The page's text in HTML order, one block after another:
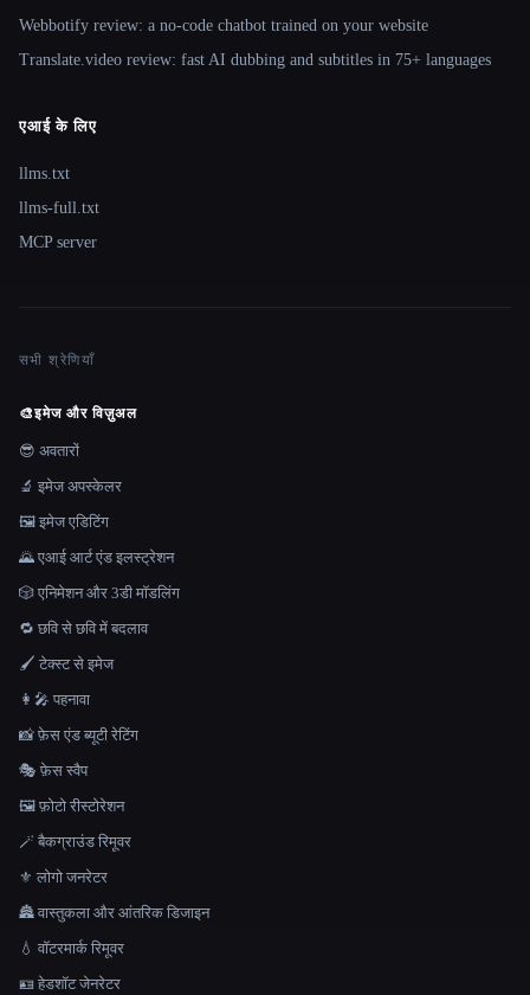
Webbotify review: a no-code chatbot trained on your website
Translate.video review: fast AI dubbing and subtitles in 75+ languages
एआई के लिए
llms.txt
llms-full.txt
MCP server
सभी श्रेणियाँ
🎨इमेज और विज़ुअल
😎 अवतारों
🔬 इमेज अपस्केलर
🖼️ इमेज एडिटिंग
🌄 एआई आर्ट एंड इलस्ट्रेशन
🎲 एनिमेशन और 3डी मॉडलिंग
🔁 छवि से छवि में बदलाव
🖌️ टेक्स्ट से इमेज
👩‍🎤 पहनावा
📸 फ़ेस एंड ब्यूटी रेटिंग
🎭 फ़ेस स्वैप
🖼️ फ़ोटो रीस्टोरेशन
🪄 बैकग्राउंड रिमूवर
⚜️ लोगो जनरेटर
🏯 वास्तुकला और आंतरिक डिजाइन
💧 वॉटरमार्क रिमूवर
🪪 हेडशॉट जेनरेटर